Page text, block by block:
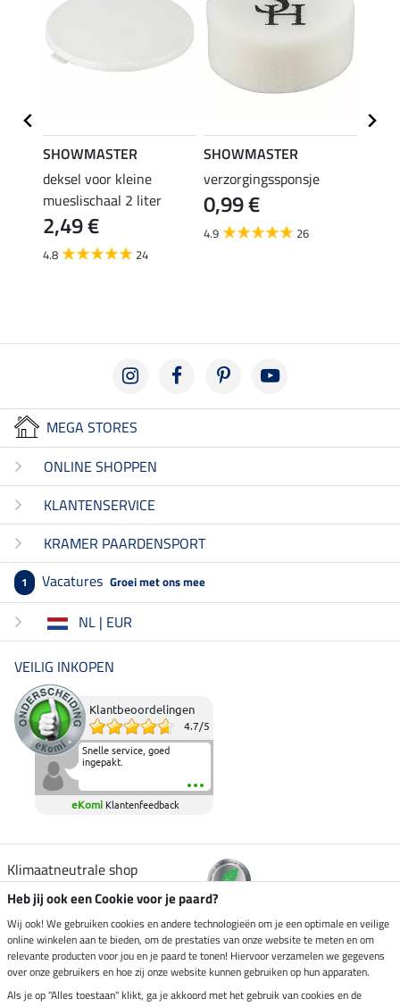
SHOWMASTER
deksel voor kleine
mueslischaal 2 liter
2,49 €
4.8 24
SHOWMASTER
verzorgingssponsje
0,99 €
4.9 26
MEGA STORES
ONLINE SHOPPEN
KLANTENSERVICE
KRAMER PAARDENSPORT
1 Vacatures Groei met ons mee
NL | EUR
VEILIG INKOPEN
Klantbeoordelingen
4.7/5
Snelle service, goed
ingepakt.
eKomi Klantenfeedback
Klimaatneutrale shop
Verzending per
Veilig betalen met
Heb jij ook een Cookie voor je paard?
Wij ook! We gebruiken cookies en andere technologieën om je een optimale en veilige
online winkelen aan te bieden, om de prestaties van onze website te meten en om
relevante producten voor jou en je paard te tonen! Hiervoor verzamelen we gegevens
over onze gebruikers en hoe zij onze website kunnen gebruiken op hun apparaten.
Als je op "Alles toestaan" klikt, ga je akkoord met het gebruik van cookies en de